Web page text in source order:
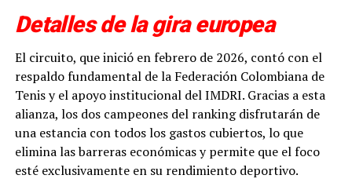
Detalles de la gira europea
El circuito, que inició en febrero de 2026, contó con el
respaldo fundamental de la Federación Colombiana de
Tenis y el apoyo institucional del IMDRI. Gracias a esta
alianza, los dos campeones del ranking disfrutarán de
una estancia con todos los gastos cubiertos, lo que
elimina las barreras económicas y permite que el foco
esté exclusivamente en su rendimiento deportivo.